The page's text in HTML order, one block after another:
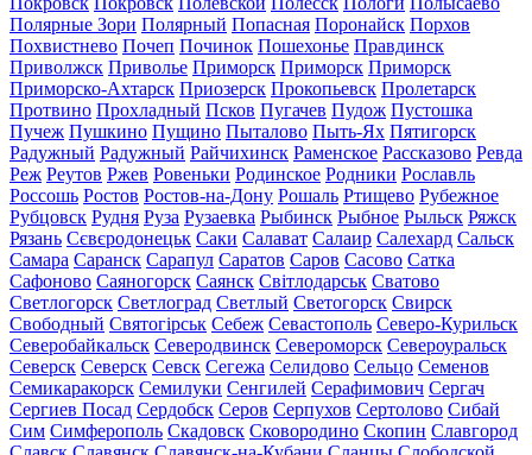
Полярные Зори Полярный Попасная Поронайск Порхов
Похвистнево Почеп Починок Пошехонье Правдинск
Приволжск Приволье Приморск Приморск Приморск
Приморско-Ахтарск Приозерск Прокопьевск Пролетарск
Протвино Прохладный Псков Пугачев Пудож Пустошка
Пучеж Пушкино Пущино Пыталово Пыть-Ях Пятигорск
Радужный Радужный Райчихинск Раменское Рассказово Ревда
Реж Реутов Ржев Ровеньки Родинское Родники Рославль
Россошь Ростов Ростов-на-Дону Рошаль Ртищево Рубежное
Рубцовск Рудня Руза Рузаевка Рыбинск Рыбное Рыльск Ряжск
Рязань Сєвєродонецьк Саки Салават Салаир Салехард Сальск
Самара Саранск Сарапул Саратов Саров Сасово Сатка
Сафоново Саяногорск Саянск Світлодарськ Сватово
Светлогорск Светлоград Светлый Светогорск Свирск
Свободный Святогірськ Себеж Севастополь Северо-Курильск
Северобайкальск Северодвинск Североморск Североуральск
Северск Северск Севск Сегежа Селидово Сельцо Семенов
Семикаракорск Семилуки Сенгилей Серафимович Сергач
Сергиев Посад Сердобск Серов Серпухов Сертолово Сибай
Сим Симферополь Скадовск Сковородино Скопин Славгород